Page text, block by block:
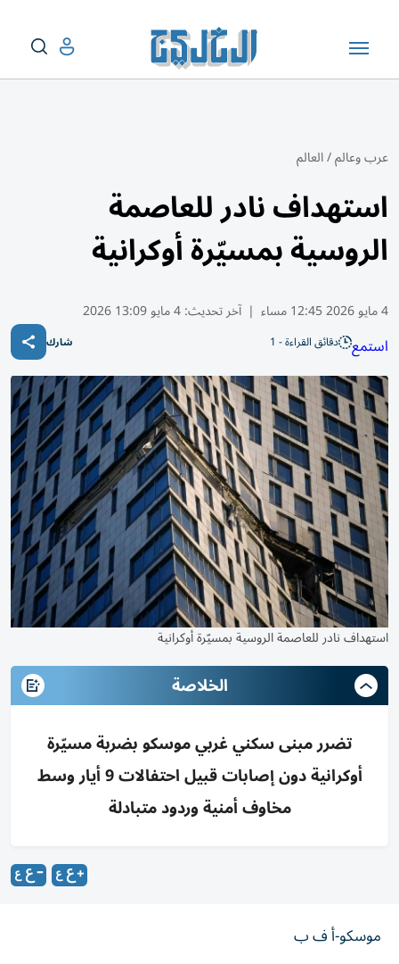
عرب وعالم/العالم
استهداف نادر للعاصمة
الروسية بمسيّرة أوكرانية
4 مايو 2026 12:45 مساء | آخر تحديث:4 مايو 13:09 2026
استمع دقائق القراءة - 1 شارك
استهداف نادر للعاصمة الروسية بمسيّرة أوكرانية
الخلاصة
تضرر مبنى سكني غربي موسكو بضربة مسيّرة
أوكرانية دون إصابات قبيل احتفالات 9 أيار وسط
مخاوف أمنية وردود متبادلة
موسكو-أ ف ب